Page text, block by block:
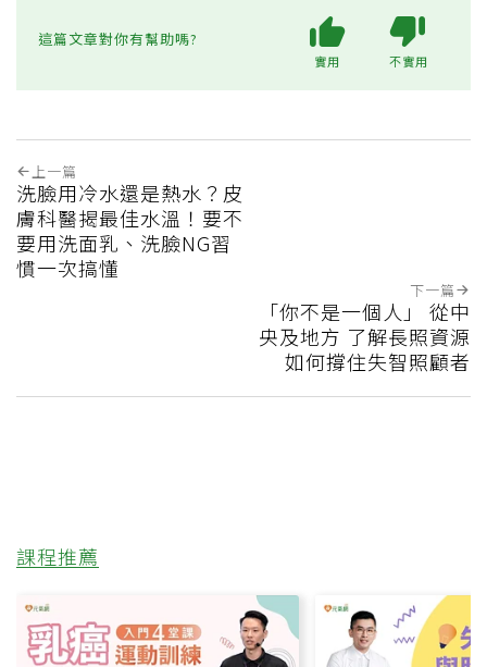
這篇文章對你有幫助嗎?
實用 不實用
上一篇
洗臉用冷水還是熱水？皮
膚科醫揭最佳水溫！要不
要用洗面乳、洗臉NG習
慣一次搞懂
下一篇
「你不是一個人」 從中
央及地方 了解長照資源
如何撐住失智照顧者
課程推薦